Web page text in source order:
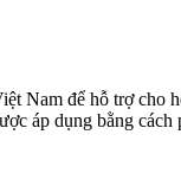
Nam để hỗ trợ cho
áp dụng bằng cách